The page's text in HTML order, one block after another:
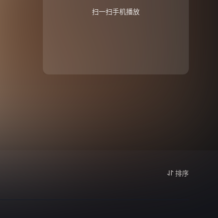
扫一扫手机播放
排序